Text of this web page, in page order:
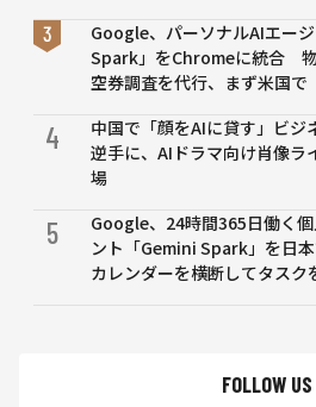
Google、パーソナルAIエー
Spark」をChromeに統合
空券調査を代行、まず米国で
4
中国で「顔をAIに貸す」ビ
逆手に、AIドラマ向け肖像ラ
場
5
Google、24時間365日働く
ント「Gemini Spark」を日
カレンダーを横断してタスク
FOLLOW US